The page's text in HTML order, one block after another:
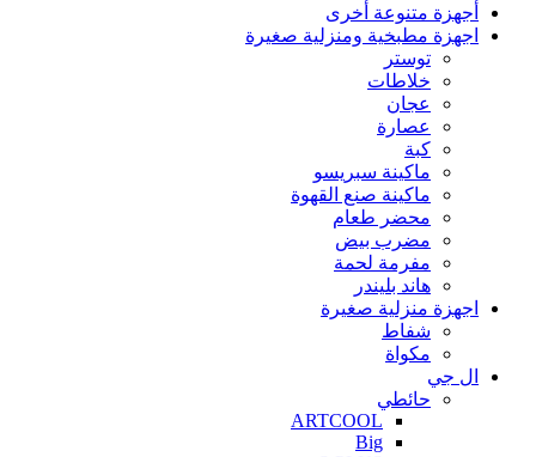
أجهزة متنوعة أخرى
اجهزة مطبخية ومنزلية صغيرة
توستر
خلاطات
عجان
عصارة
كبة
ماكينة سبريسو
ماكينة صنع القهوة
محضر طعام
مضرب بيض
مفرمة لحمة
هاند بليندر
اجهزة منزلية صغيرة
شفاط
مكواة
ال جي
حائطي
ARTCOOL
Big